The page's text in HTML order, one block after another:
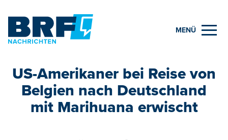
MENÜ
US-Amerikaner bei Reise von
Belgien nach Deutschland
mit Marihuana erwischt